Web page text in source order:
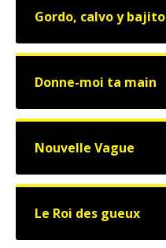
Gordo, calvo y bajito
Donne-moi ta main
Nouvelle Vague
Le Roi des gueux